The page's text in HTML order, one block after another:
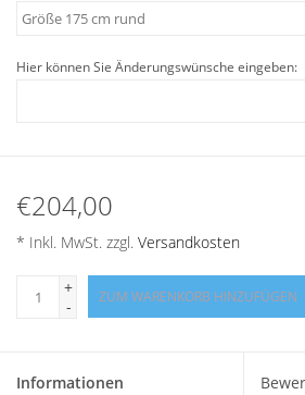
Geprüfter Webshop
Über uns
Tel.0049(0)7322-919376
Hier können Sie Änderungswünsche eingeben:
€204,00
* Inkl. MwSt. zzgl. Versandkosten
+
-
ZUM WARENKORB HINZUFÜGEN
Informationen